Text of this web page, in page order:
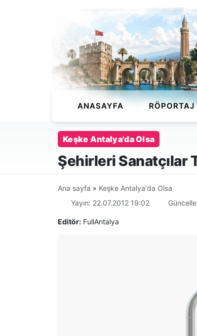
ANASAYFA RÖPORTAJ
Keşke Antalya'da Olsa
Şehirleri Sanatçılar
Ana sayfa » Keşke Antalya'da Olsa
Yayın: 22.07.2012 19:02
Editör: FullAntalya